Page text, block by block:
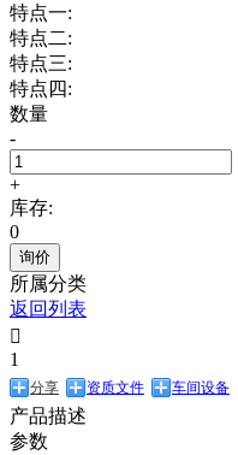
特点一:
特点二:
特点三:
特点四:
数量
-
+
库存:
0
询价
所属分类
返回列表

1
分享 资质文件 车间设备
产品描述
参数